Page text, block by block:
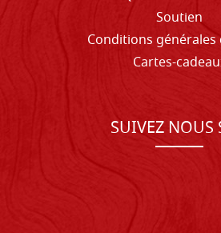
Soutien
Conditions générales
Cartes-
SUIVEZ NOUS